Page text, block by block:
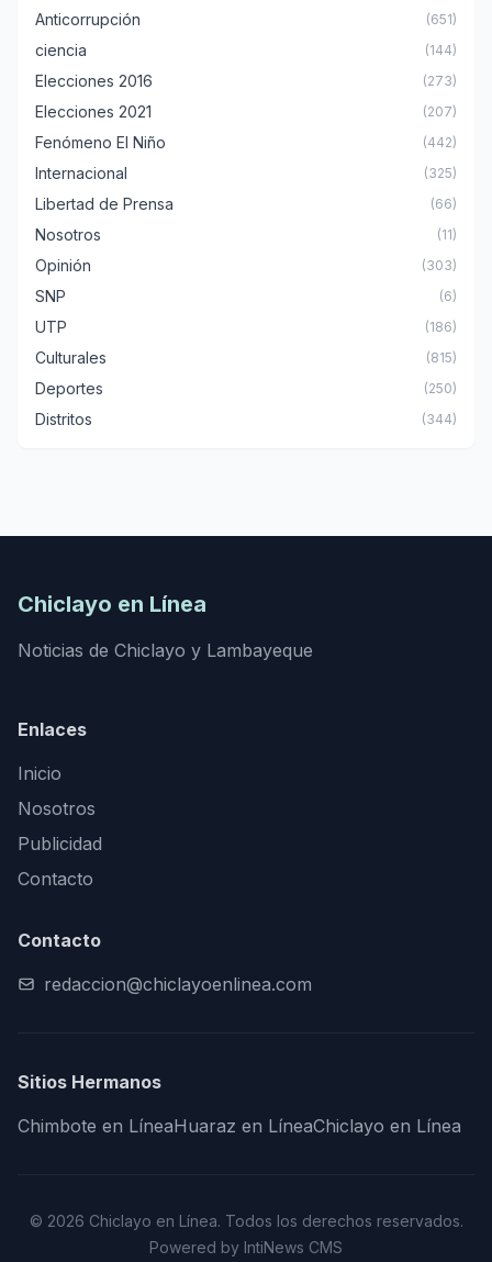
Anticorrupción (651)
ciencia (144)
Elecciones 2016 (273)
Elecciones 2021 (207)
Fenómeno El Niño (442)
Internacional (325)
Libertad de Prensa (66)
Nosotros (11)
Opinión (303)
SNP (6)
UTP (186)
Culturales (815)
Deportes (250)
Distritos (344)
Chiclayo en Línea
Noticias de Chiclayo y Lambayeque
Enlaces
Inicio
Nosotros
Publicidad
Contacto
Contacto
redaccion@chiclayoenlinea.com
Sitios Hermanos
Chimbote en LíneaHuaraz en LíneaChiclayo en Línea
© 2026 Chiclayo en Línea. Todos los derechos reservados.
Powered by IntiNews CMS